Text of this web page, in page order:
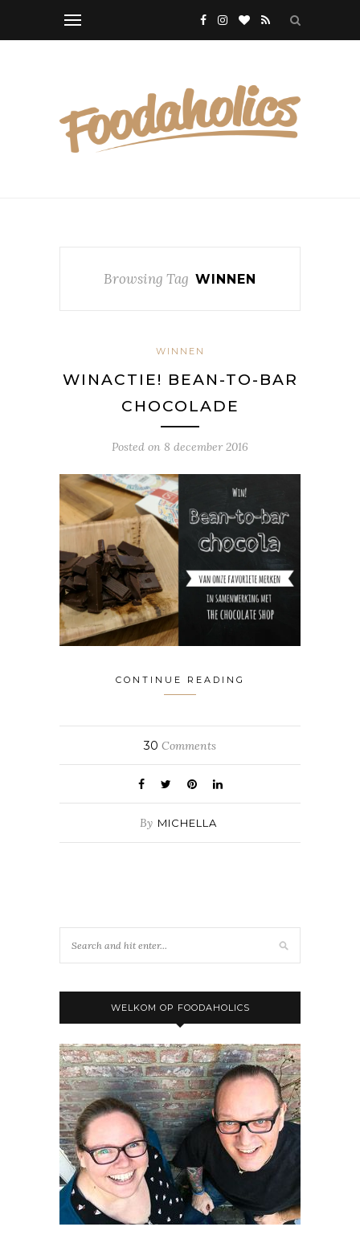
Browsing Tag WINNEN
WINNEN
WINACTIE! BEAN-TO-BAR
CHOCOLADE
Posted on 8 december 2016
CONTINUE READING
30 Comments
By MICHELLA
WELKOM OP FOODAHOLICS